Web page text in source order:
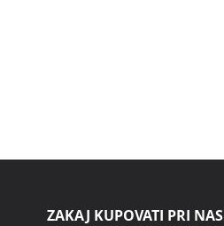
ZAKAJ KUPOVATI PRI NAS